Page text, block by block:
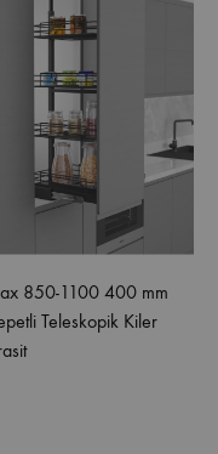
850-1100 400 mm
Teleskopik Kiler